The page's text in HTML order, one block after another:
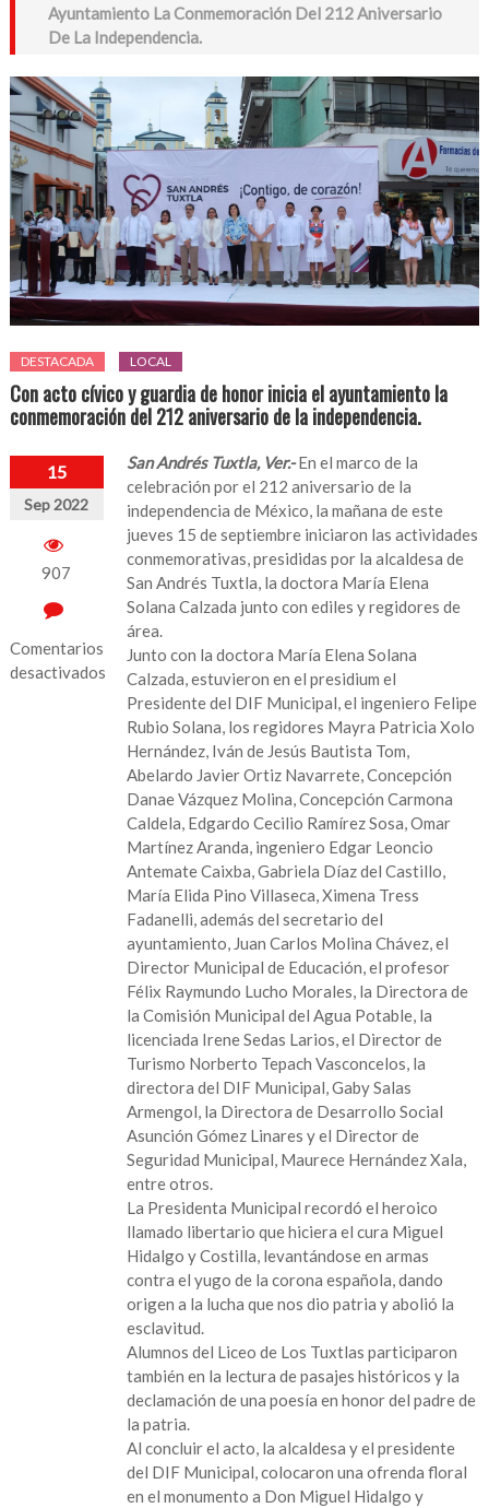
Ayuntamiento La Conmemoración Del 212 Aniversario
De La Independencia.
DESTACADA LOCAL
Con acto cívico y guardia de honor inicia el ayuntamiento la
conmemoración del 212 aniversario de la independencia.
15
Sep 2022
907
Comentarios
desactivados
San Andrés Tuxtla, Ver.-En el marco de la
celebración por el 212 aniversario de la
independencia de México, la mañana de este
jueves 15 de septiembre iniciaron las actividades
conmemorativas, presididas por la alcaldesa de
San Andrés Tuxtla, la doctora María Elena
Solana Calzada junto con ediles y regidores de
área.
Junto con la doctora María Elena Solana
Calzada, estuvieron en el presidium el
Presidente del DIF Municipal, el ingeniero Felipe
Rubio Solana, los regidores Mayra Patricia Xolo
Hernández, Iván de Jesús Bautista Tom,
Abelardo Javier Ortiz Navarrete, Concepción
Danae Vázquez Molina, Concepción Carmona
Caldela, Edgardo Cecilio Ramírez Sosa, Omar
Martínez Aranda, ingeniero Edgar Leoncio
Antemate Caixba, Gabriela Díaz del Castillo,
María Elida Pino Villaseca, Ximena Tress
Fadanelli, además del secretario del
ayuntamiento, Juan Carlos Molina Chávez, el
Director Municipal de Educación, el profesor
Félix Raymundo Lucho Morales, la Directora de
la Comisión Municipal del Agua Potable, la
licenciada Irene Sedas Larios, el Director de
Turismo Norberto Tepach Vasconcelos, la
directora del DIF Municipal, Gaby Salas
Armengol, la Directora de Desarrollo Social
Asunción Gómez Linares y el Director de
Seguridad Municipal, Maurece Hernández Xala,
entre otros.
La Presidenta Municipal recordó el heroico
llamado libertario que hiciera el cura Miguel
Hidalgo y Costilla, levantándose en armas
contra el yugo de la corona española, dando
origen a la lucha que nos dio patria y abolió la
esclavitud.
Alumnos del Liceo de Los Tuxtlas participaron
también en la lectura de pasajes históricos y la
declamación de una poesía en honor del padre de
la patria.
Al concluir el acto, la alcaldesa y el presidente
del DIF Municipal, colocaron una ofrenda floral
en el monumento a Don Miguel Hidalgo y